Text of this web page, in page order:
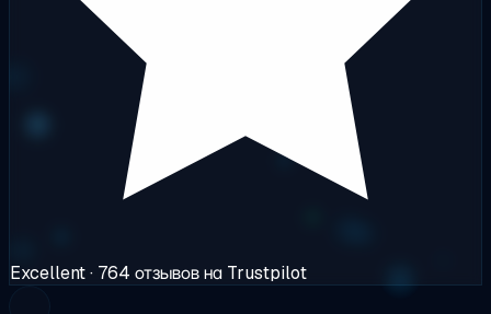
Excellent· 764 отзывов на Trustpilot